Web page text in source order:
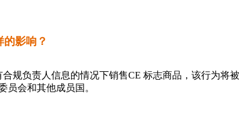
影响？
合规负责人信息的情况下销售CE 标志商品，该行为
员会和其他成员国。